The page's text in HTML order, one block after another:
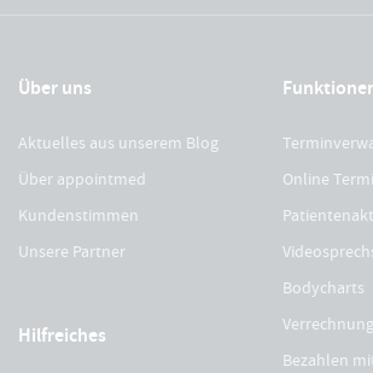
Über uns
Aktuelles aus unserem Blog
Über appointmed
Kundenstimmen
Unsere Partner
Hilfreiches
Online
Bodycharts
Verrechnung
Bezahlen